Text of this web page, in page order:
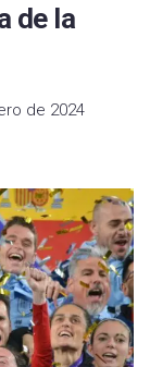
de la
de 2024